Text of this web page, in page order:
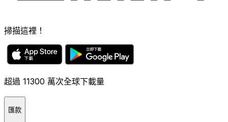
掃描這裡！
超過 11300 萬次全球下載量
匯款